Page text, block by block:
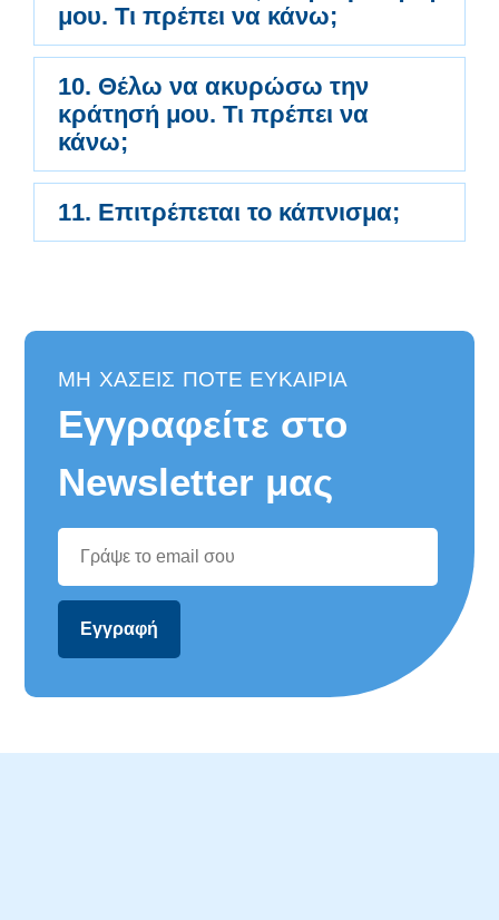
μου. Τι πρέπει να κάνω;
10. Θέλω να ακυρώσω την
κράτησή μου. Τι πρέπει να
κάνω;
11. Επιτρέπεται το κάπνισμα;
ΜΗ ΧΑΣΕΙΣ ΠΟΤΕ ΕΥΚΑΙΡΙΑ
Εγγραφείτε στο
Newsletter μας